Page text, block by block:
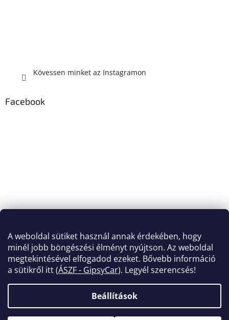
A weboldal sütiket használ annak érdekében, hogy
minél jobb böngészési élményt nyújtson. Az weboldal
megtekintésével elfogadod ezeket. Bővebb információ
a sütikről itt (ÁSZF - GipsyCar). Legyél szerencsés!
Beállítások
Kövessen minket az Instagramon
Facebook
Shoptet készítette